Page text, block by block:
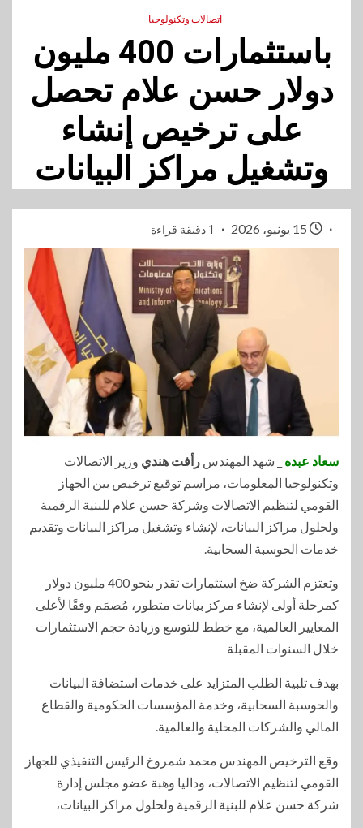
اتصالات وتكنولوجيا
باستثمارات 400 مليون
دولار حسن علام تحصل
على ترخيص إنشاء
وتشغيل مراكز البيانات
1 دقيقة قراءة
سعاد عبده _ شهد المهندس رأفت هندي وزير الاتصالات
وتكنولوجيا المعلومات، مراسم توقيع ترخيص بين الجهاز
القومي لتنظيم الاتصالات وشركة حسن علام للبنية الرقمية
ولحلول مراكز البيانات، لإنشاء وتشغيل مراكز البيانات وتقديم
خدمات الحوسبة السحابية.
وتعتزم الشركة ضخ استثمارات تقدر بنحو 400 مليون دولار
كمرحلة أولى لإنشاء مركز بيانات متطور، مُصمَم وفقًا لأعلى
المعايير العالمية، مع خطط للتوسع وزيادة حجم الاستثمارات
خلال السنوات المقبلة
بهدف تلبية الطلب المتزايد على خدمات استضافة البيانات
والحوسبة السحابية، وخدمة المؤسسات الحكومية والقطاع
المالي والشركات المحلية والعالمية.
وقع الترخيص المهندس محمد شمروخ الرئيس التنفيذي للجهاز
القومي لتنظيم الاتصالات، وداليا وهبة عضو مجلس إدارة
شركة حسن علام للبنية الرقمية ولحلول مراكز البيانات،